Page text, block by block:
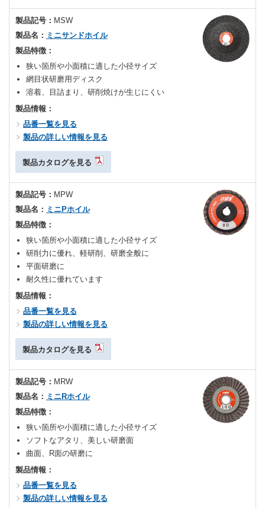
製品記号： MSW
製品名： ミニサンドホイル
製品特徴：
狭い箇所や小面積に適した小径サイズ
網目状研磨用ディスク
溶着、目詰まり、研削焼けが生じにくい
製品情報：
品番一覧を見る
製品の詳しい情報を見る
製品カタログを見る
製品記号： MPW
製品名： ミニPホイル
製品特徴：
狭い箇所や小面積に適した小径サイズ
研削力に優れ、軽研削、研磨全般に
平面研磨に
耐久性に優れています
製品情報：
品番一覧を見る
製品の詳しい情報を見る
製品カタログを見る
製品記号： MRW
製品名： ミニRホイル
製品特徴：
狭い箇所や小面積に適した小径サイズ
ソフトなアタリ、美しい研磨面
曲面、R面の研磨に
製品情報：
品番一覧を見る
製品の詳しい情報を見る